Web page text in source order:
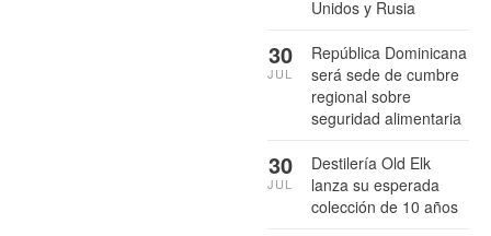
Unidos y Rusia
República Dominicana
será sede de cumbre
regional sobre
seguridad alimentaria
30
JUL
Destilería Old Elk
lanza su esperada
colección de 10 años
30
JUL